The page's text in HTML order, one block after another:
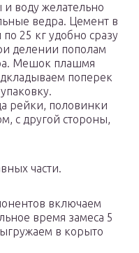
воду желательно
ведра. Цемент в
25 кг удобно сразу
делении пополам
Мешок плашмя
поперек
рейки, половинки
с другой стороны,
части.
включаем
время замеса 5
в корыто